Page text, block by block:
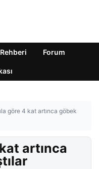
Forum
göre 4 kat artınca göbek
artınca